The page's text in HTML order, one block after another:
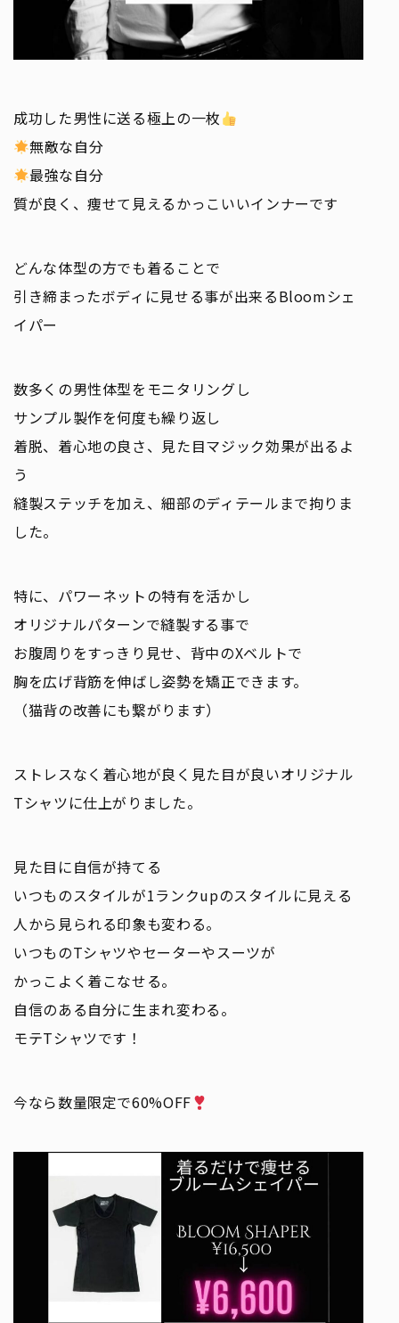
成功した男性に送る極上の一枚
無敵な自分
最強な自分
質が良く、痩せて見えるかっこいいインナーです
どんな体型の方でも着ることで
引き締まったボディに見せる事が出来るBloomシェ
イパー
数多くの男性体型をモニタリングし
サンプル製作を何度も繰り返し
着脱、着心地の良さ、見た目マジック効果が出るよ
う
縫製ステッチを加え、細部のディテールまで拘りま
した。
特に、パワーネットの特有を活かし
オリジナルパターンで縫製する事で
お腹周りをすっきり見せ、背中のXベルトで
胸を広げ背筋を伸ばし姿勢を矯正できます。
（猫背の改善にも繋がります）
ストレスなく着心地が良く見た目が良いオリジナル
Tシャツに仕上がりました。
見た目に自信が持てる
いつものスタイルが1ランクupのスタイルに見える
人から見られる印象も変わる。
いつものTシャツやセーターやスーツが
かっこよく着こなせる。
自信のある自分に生まれ変わる。
モテTシャツです！
今なら数量限定で60%OFF